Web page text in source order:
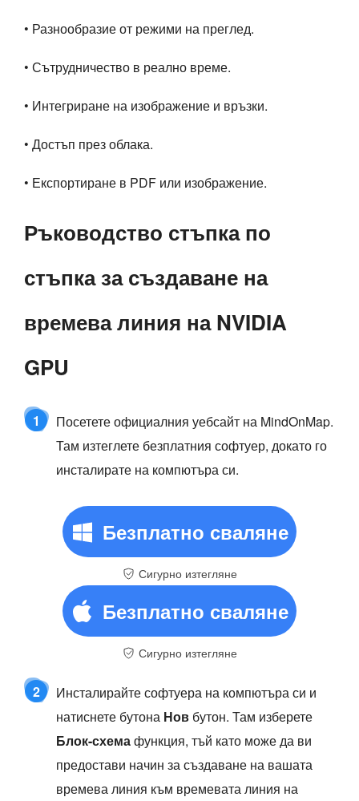
• Разнообразие от режими на преглед.
• Сътрудничество в реално време.
• Интегриране на изображение и връзки.
• Достъп през облака.
• Експортиране в PDF или изображение.
Ръководство стъпка по
стъпка за създаване на
времева линия на NVIDIA
GPU
1
Посетете официалния уебсайт на MindOnMap.
Там изтеглете безплатния софтуер, докато го
инсталирате на компютъра си.
Безплатно сваляне
Сигурно изтегляне
Безплатно сваляне
Сигурно изтегляне
2
Инсталирайте софтуера на компютъра си и
натиснете бутона Нов бутон. Там изберете
Блок-схемафункция, тъй като може да ви
предостави начин за създаване на вашата
времева линия към времевата линия на